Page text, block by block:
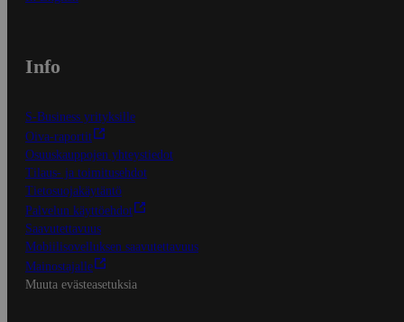
Info
S-Business yrityksille
Oiva-raportit
Osuuskauppojen yhteystiedot
Tilaus- ja toimitusehdot
Tietosuojakäytäntö
Palvelun käyttöehdot
Saavutettavuus
Mobiilisovelluksen saavutettavuus
Mainostajalle
Muuta evästeasetuksia